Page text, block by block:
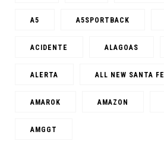
A5 A5SPORTBACK
ACIDENTE ALAGOAS
ALERTA ALL NEW SANTA FE
AMAROK AMAZON
AMGGT